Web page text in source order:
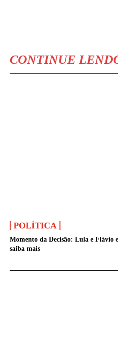
CONTINUE
POLÍTICA
Momento da Decisão: Lula e Flávio
saiba mais